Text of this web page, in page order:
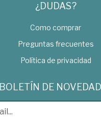
¿DUDAS?
Como comprar
Preguntas frecuentes
Política de privacidad
BOLETÍN DE